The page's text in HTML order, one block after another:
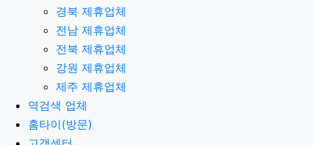
경북 제휴업체
전남 제휴업체
전북 제휴업체
강원 제휴업체
제주 제휴업체
역검색 업체
홈타이(방문)